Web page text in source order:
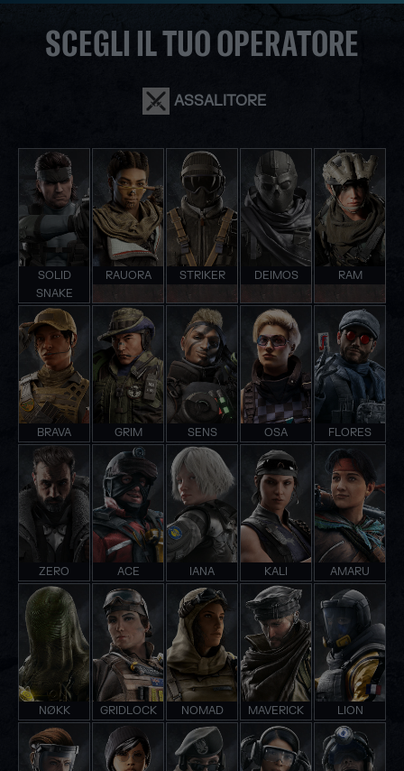
SCEGLI IL TUO OPERATORE
ASSALITORE
SOLID
SNAKE
RAUORA STRIKER DEIMOS RAM
BRAVA GRIM SENS OSA FLORES
ZERO ACE IANA KALI AMARU
NØKK GRIDLOCK NOMAD MAVERICK LION